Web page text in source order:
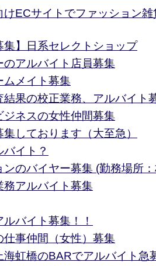
けECサイトでファッション
集】日系セレクトショップ
のアルバイト店員募集
ムメイト募集
結果の校正業務、アルバイト
ジネスの女性仲間募集
しております（大至急）
バイト？
ンのバイヤー募集 (勤務場所
務アルバイト募集
バイト募集！！
仕事仲間（女性）募集
橋のBARでアルバイト急